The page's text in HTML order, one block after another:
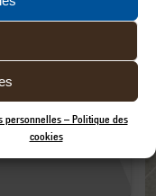
personnelles – Politique des
cookies
les